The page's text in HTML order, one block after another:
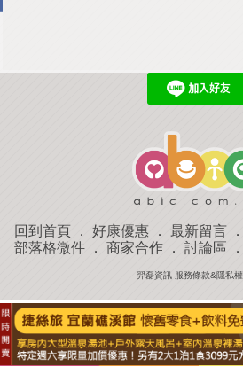
回到首頁 ． 好康優惠 ． 最新留言 ．
部落格微件． 商家合作． 討論區 ．
羿磊資訊 服務條款&隱私